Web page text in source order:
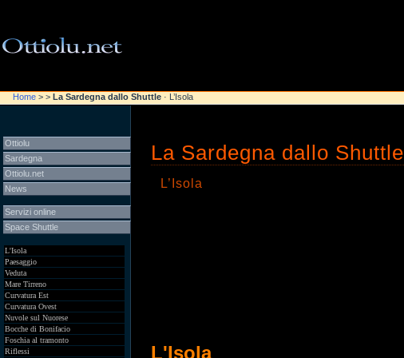
Home > > La Sardegna dallo Shuttle · L’Isola
La Sardegna dallo Shuttle
L’Isola
L'Isola
Ottiolu
Sardegna
Ottiolu.net
News
Servizi online
Space Shuttle
L'Isola
Paesaggio
Veduta
Mare Tirreno
Curvatura Est
Curvatura Ovest
Nuvole sul Nuorese
Bocche di Bonifacio
Foschia al tramonto
Riflessi
\n\n